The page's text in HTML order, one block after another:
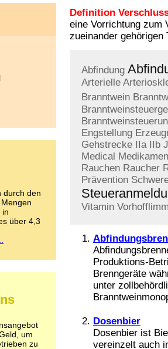
Definition
eine Vorrichtung zum
zueinander gehörigen
Abfindung
Arterielle
Branntwein
Engstellung
Gehstrecke IIa IIb
Medical
Rauchen Raucher
Prävention
Vitamin
Produktions-
Brenngeräte
unter
Dosenbier
Dosenbier ist
vereinzelt auch
durch den
in
über 4,3
um
zu